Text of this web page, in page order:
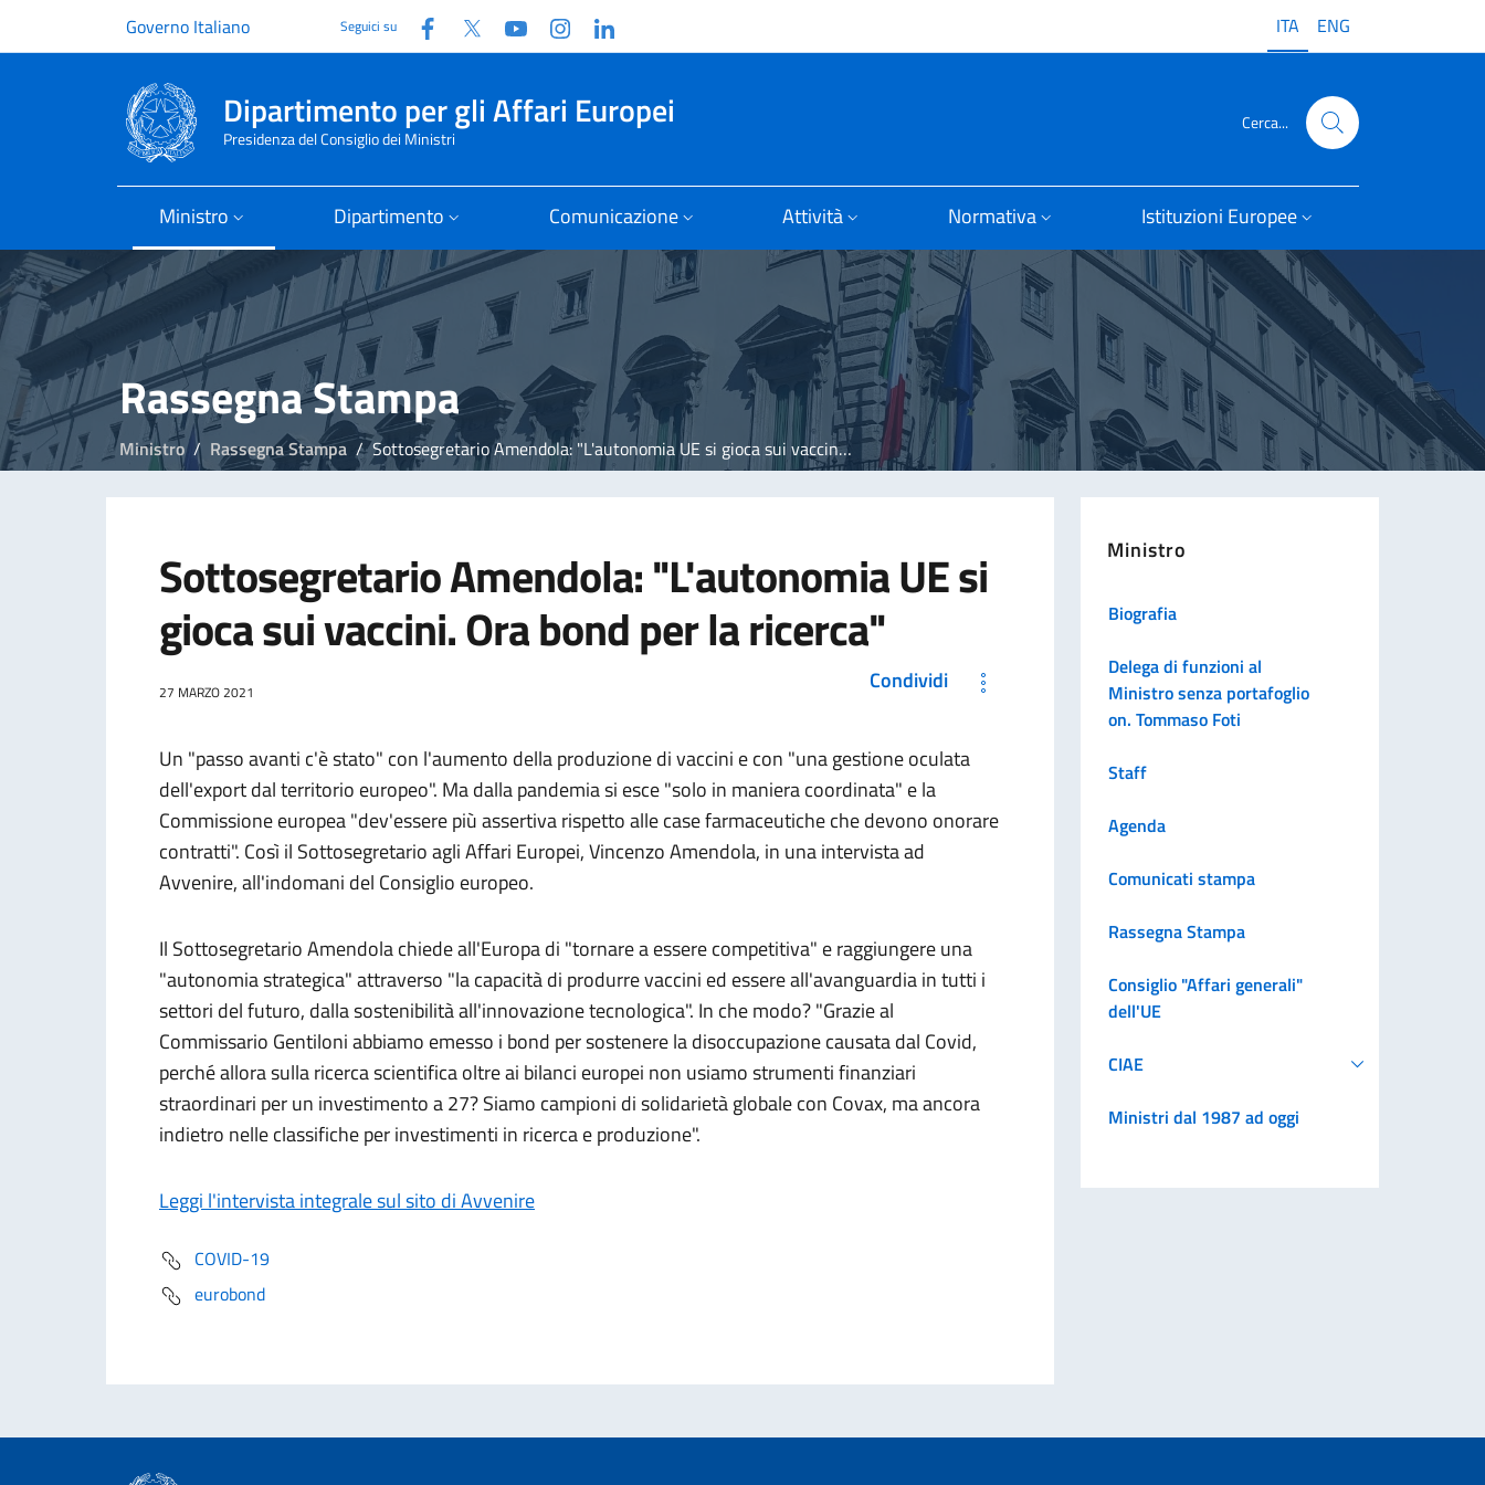
Governo Italiano Seguici su Facebook
Twitter YouTubeInstagram ITA ENG
Dipartimento per gli Affari Europei
Presidenza del Consiglio dei Ministri
Cerca...
Ministro Dipartimento Comunicazione Attività Normativa Istituzioni Europee
Rassegna Stampa
Ministro Rassegna Stampa Sottosegretario Amendola: "L'autonomia UE si gioca sui vaccini. Ora bond per la ricerca"
Sottosegretario Amendola: "L'autonomia UE si
gioca sui vaccini. Ora bond per la ricerca"
27 MARZO 2021 Condividi
Un "passo avanti c'è stato" con l'aumento della produzione di vaccini e con "una gestione oculata
dell'export dal territorio europeo". Ma dalla pandemia si esce "solo in maniera coordinata" e la
Commissione europea "dev'essere più assertiva rispetto alle case farmaceutiche che devono onorare
contratti". Così il Sottosegretario agli Affari Europei, Vincenzo Amendola, in una intervista ad
Avvenire, all'indomani del Consiglio europeo.
Il Sottosegretario Amendola chiede all'Europa di "tornare a essere competitiva" e raggiungere una
"autonomia strategica" attraverso "la capacità di produrre vaccini ed essere all'avanguardia in tutti i
settori del futuro, dalla sostenibilità all'innovazione tecnologica". In che modo? "Grazie al
Commissario Gentiloni abbiamo emesso i bond per sostenere la disoccupazione causata dal Covid,
perché allora sulla ricerca scientifica oltre ai bilanci europei non usiamo strumenti finanziari
straordinari per un investimento a 27? Siamo campioni di solidarietà globale con Covax, ma ancora
indietro nelle classifiche per investimenti in ricerca e produzione".
Leggi l'intervista integrale sul sito di Avvenire
COVID-19
eurobond
Ministro
Biografia
Delega di funzioni al
Ministro senza portafoglio
on. Tommaso Foti
Staff
Agenda
Comunicati stampa
Rassegna Stampa
Consiglio "Affari generali"
dell'UE
CIAE
Ministri dal 1987 ad oggi